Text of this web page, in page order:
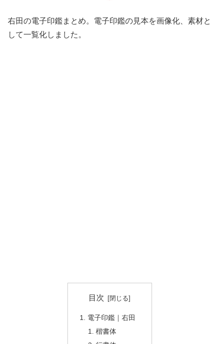
右田の電子印鑑まとめ。電子印鑑の見本を画像化、素材と
して一覧化しました。
目次
電子印鑑｜右田
楷書体